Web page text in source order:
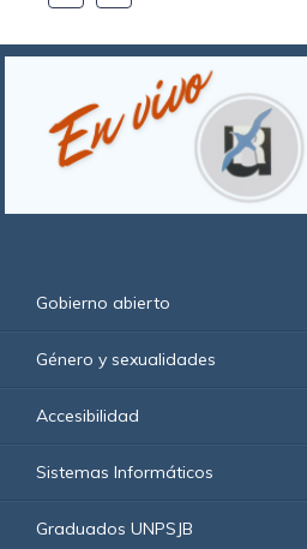
Gobierno abierto
Género y sexualidades
Accesibilidad
Sistemas Informáticos
Graduados UNPSJB